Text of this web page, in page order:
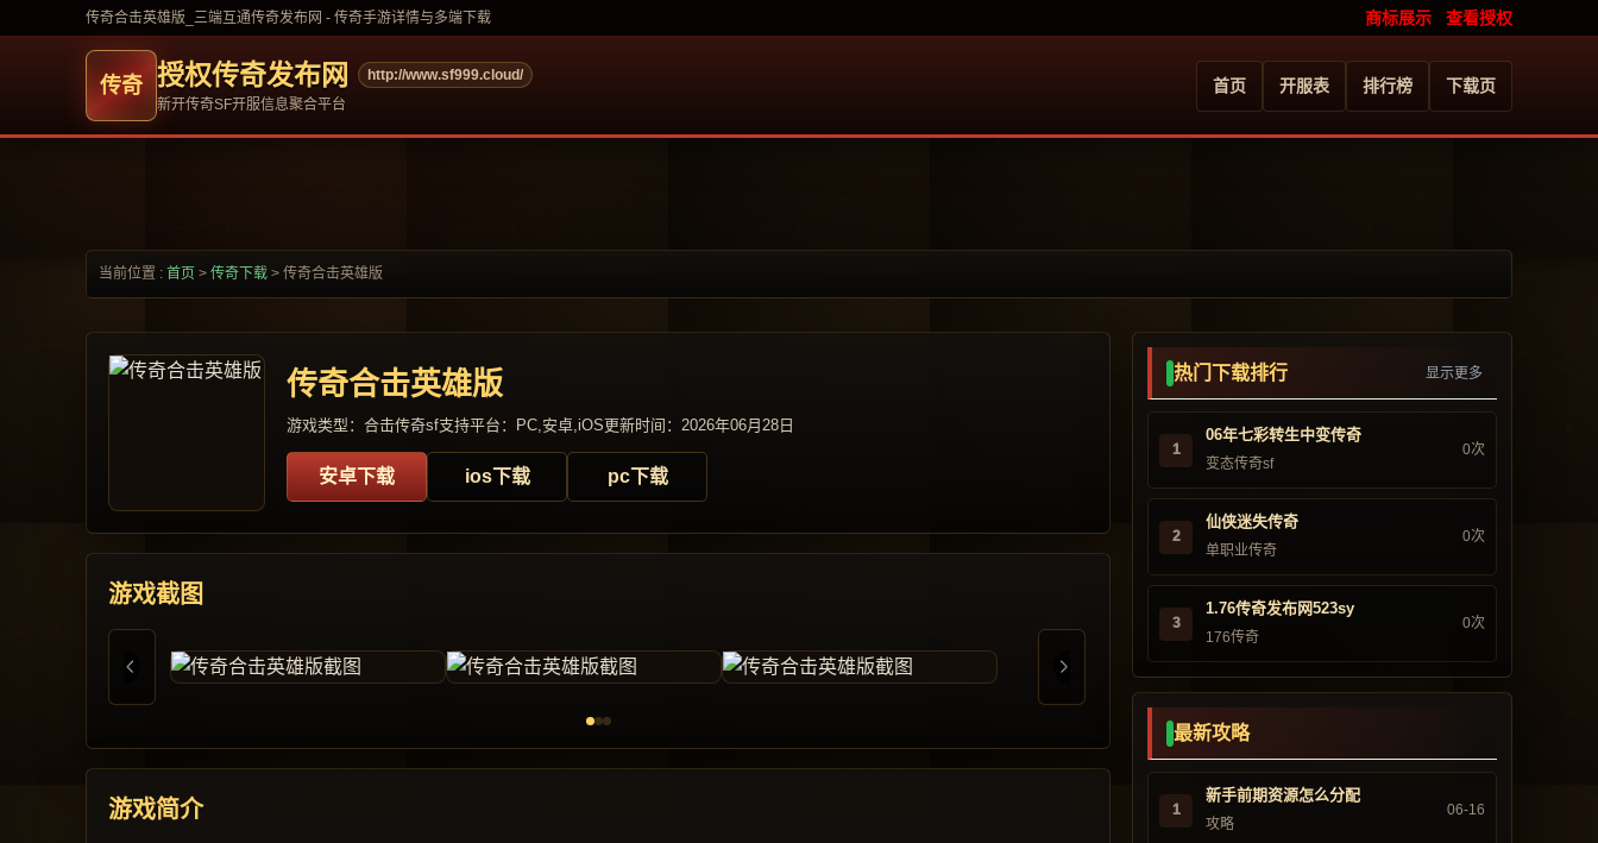
传奇合击英雄版_三端互通传奇发布网 - 传奇手游详情与多端下载 商标展示 查看授权
授权传奇发布网
http://www.sf999.cloud/
新开传奇SF开服信息聚合平台
首页 开服表 排行榜 下载页
当前位置 : 首页 > 传奇下载 > 传奇合击英雄版
传奇合击英雄版
游戏类型：合击传奇sf支持平台：PC,安卓,iOS更新时间：2026年06月28日
安卓下载 ios下载 pc下载
游戏截图
游戏简介
热门下载排行 显示更多
1
06年七彩转生中变传奇
变态传奇sf
0次
2
仙侠迷失传奇
单职业传奇
0次
3
1.76传奇发布网523sy
176传奇
0次
最新攻略
1
新手前期资源怎么分配
攻略
06-16